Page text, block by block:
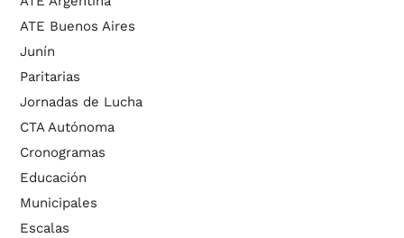
ATE Buenos Aires
Junín
Paritarias
Jornadas de Lucha
CTA Autónoma
Cronogramas
Educación
Municipales
Escalas